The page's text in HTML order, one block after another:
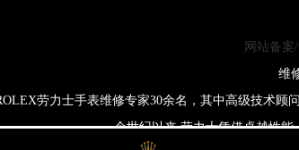
网站备案
维
劳力士手表维修专家30余名，其中高级技术顾
一个世纪以来,劳力士凭借卓越性